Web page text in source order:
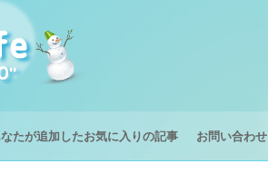
たが追加したお気に入りの記事 お問い合わせ